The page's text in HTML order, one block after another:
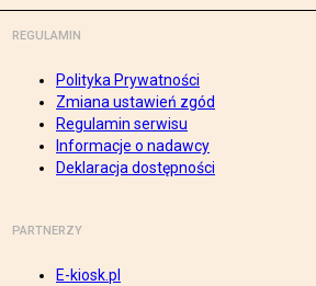
REGULAMIN
Polityka Prywatności
Zmiana ustawień zgód
Regulamin serwisu
Informacje o nadawcy
Deklaracja dostępności
PARTNERZY
E-kiosk.pl